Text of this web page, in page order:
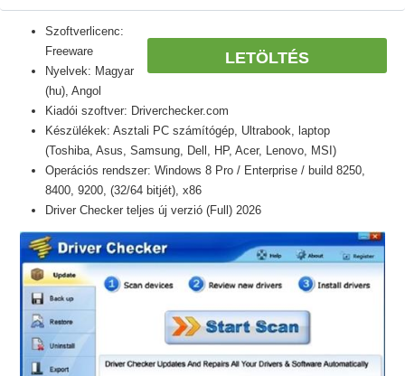
LETÖLTÉS
Szoftverlicenc:
Freeware
Nyelvek: Magyar
(hu), Angol
Kiadói szoftver: Driverchecker.com
Készülékek: Asztali PC számítógép, Ultrabook, laptop
(Toshiba, Asus, Samsung, Dell, HP, Acer, Lenovo, MSI)
Operációs rendszer: Windows 8 Pro / Enterprise / build 8250,
8400, 9200, (32/64 bitjét), x86
Driver Checker teljes új verzió (Full) 2026